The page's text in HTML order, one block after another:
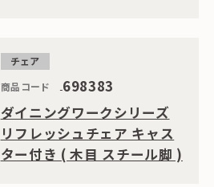
チェア
商品コード
698383
ダイニングワークシリーズ
リフレッシュチェア キャス
ター付き ( 木目 スチール脚 )